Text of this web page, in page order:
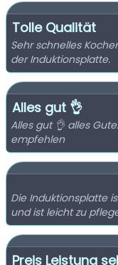
Tolle Qualität
Sehr schnelles
der Induktionsplatte.
Alles gut 👌
Alles gut 👌 alles
empfehlen
Die Induktionsplatte
und ist leicht zu
Preis Leistung